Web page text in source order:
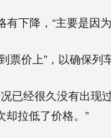
下降，“主要是因为
价上”，以确保列
已经很久没有出现
拉低了价格。”